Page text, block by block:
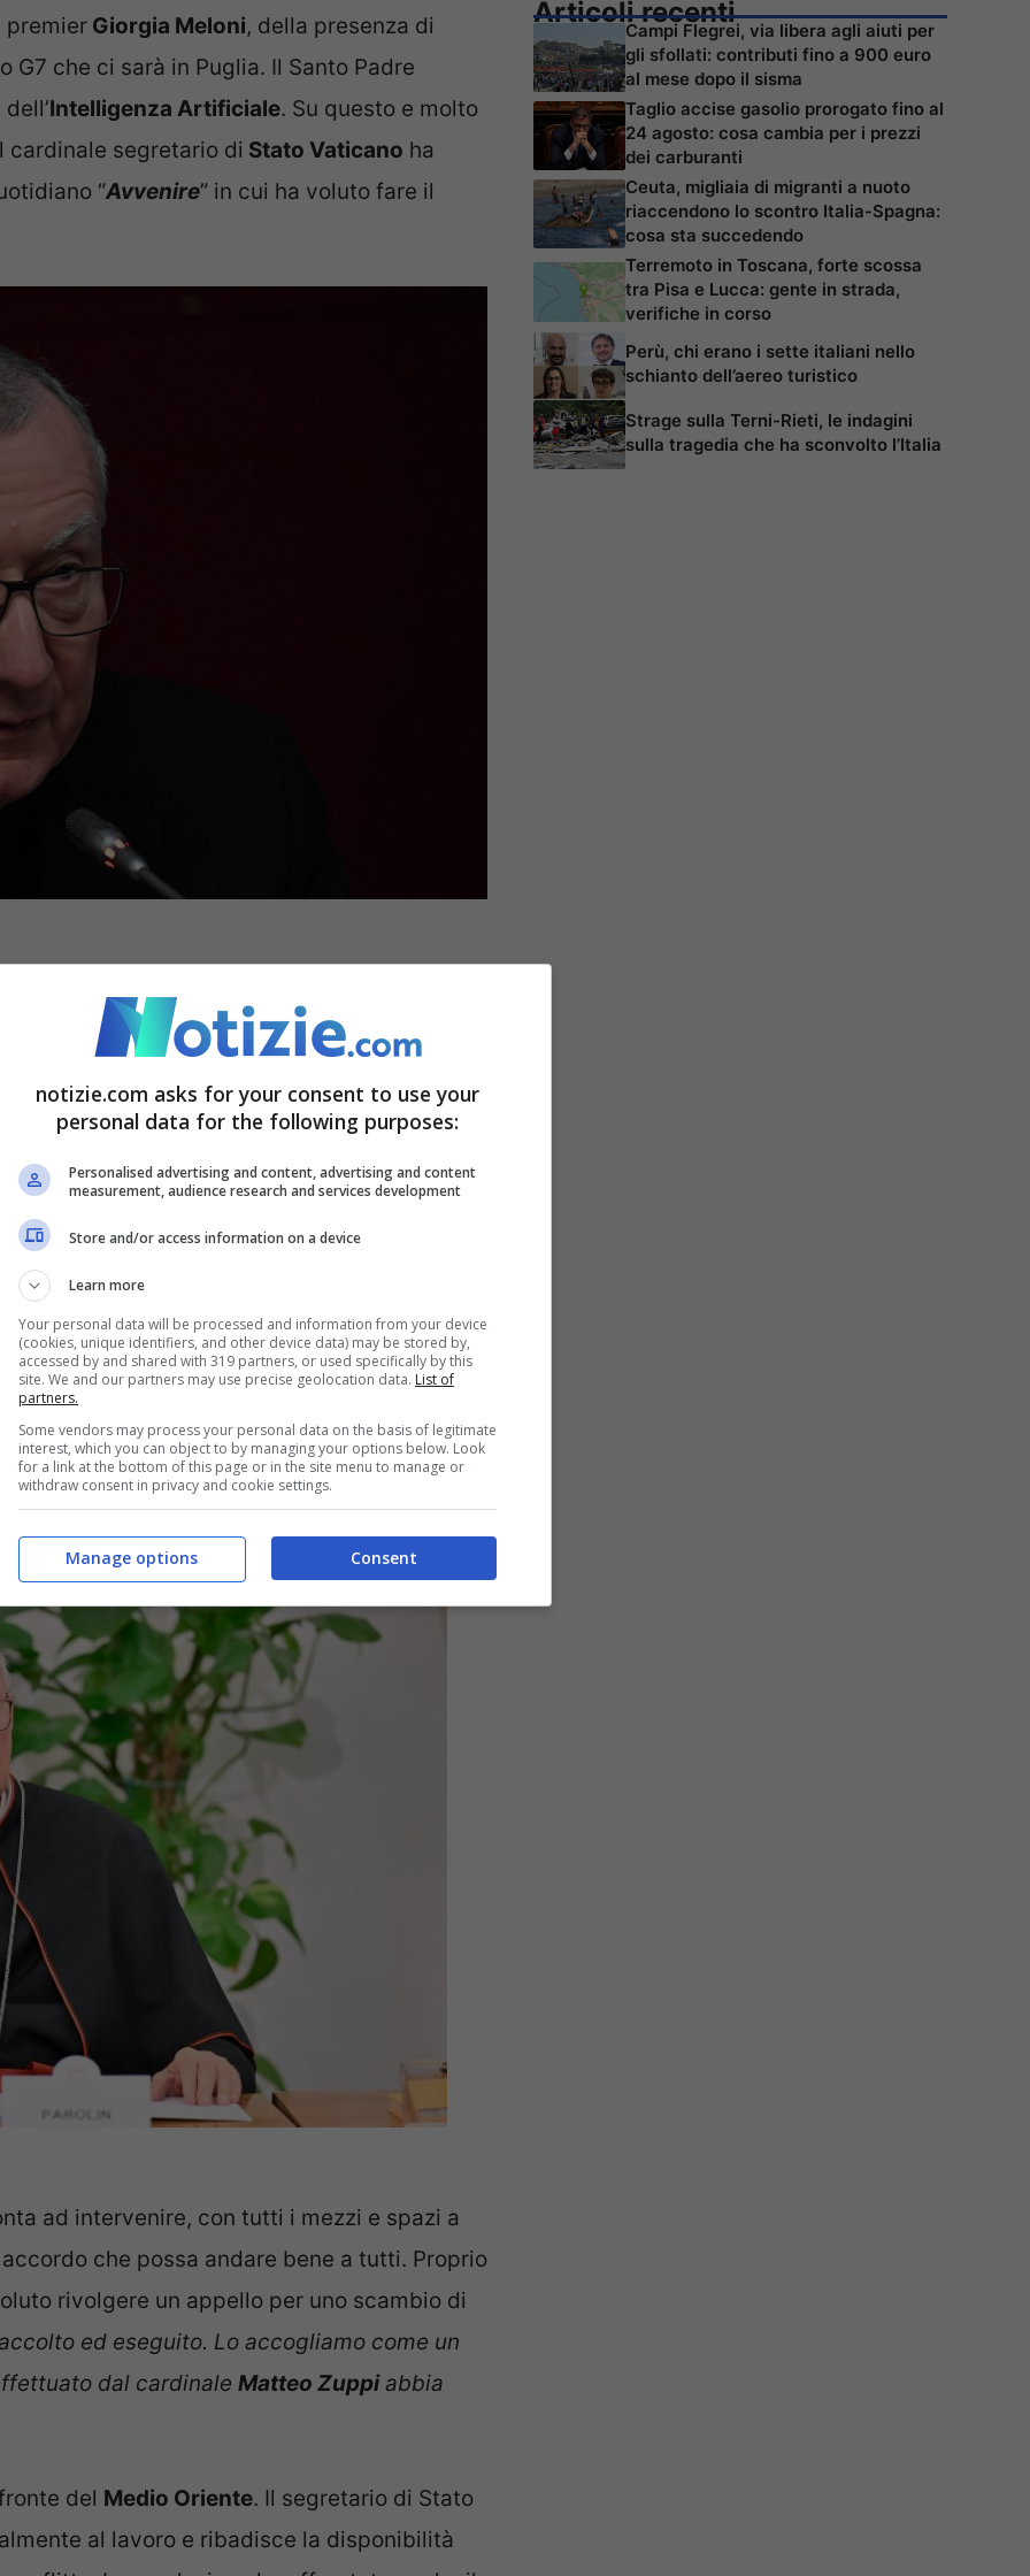
premier Giorgia Meloni, della presenza di
G7 che ci sarà in Puglia. Il Santo Padre
Intelligenza Artificiale. Su questo e molto
cardinale segretario di Stato Vaticano ha
“Avvenire” in cui ha voluto fare il
“
fondamentalmente etici. La richiesta di
va proprio nel senso di dare un
di grandissima attualità e nello stesso
Papa è estremamente
che interessano l’Europa, come quello
Oriente poi. Una situazione che la stessa
In particolar modo il Paese che
da Parolin non smetterà mai di rivolgere i
un accordo per arrivare alla pace.
ad intervenire, con tutti i mezzi e spazi a
che possa andare bene a tutti. Proprio
rivolgere un appello per uno scambio di
ed eseguito. Lo accogliamo come un
dal cardinale Matteo Zuppiabbia
del Medio Oriente. Il segretario di Stato
al lavoro e ribadisce la disponibilità
Articoli recenti
Campi Flegrei, via libera agli aiuti per
gli sfollati: contributi fino a 900 euro
al mese dopo il sisma
Taglio accise gasolio prorogato fino al
24 agosto: cosa cambia per i prezzi
dei carburanti
Ceuta, migliaia di migranti a nuoto
riaccendono lo scontro Italia-Spagna:
cosa sta succedendo
Terremoto in Toscana, forte scossa
tra Pisa e Lucca: gente in strada,
verifiche in corso
Perù, chi erano i sette italiani nello
schianto dell’aereo turistico
Strage sulla Terni-Rieti, le indagini
sulla tragedia che ha sconvolto l’Italia
notizie.com asks for your consent to use your
personal data for the following purposes:
Personalised advertising and content, advertising and content
measurement, audience research and services development
Store and/or access information on a device
Learn more
Your personal data will be processed and information from your device
(cookies, unique identifiers, and other device data) may be stored by,
accessed by and shared with 319 partners, or used specifically by this
site. We and our partners may use precise geolocation data. List of
partners.
Some vendors may process your personal data on the basis of legitimate
interest, which you can object to by managing your options below. Look
for a link at the bottom of this page or in the site menu to manage or
withdraw consent in privacy and cookie settings.
Consent
Manage options